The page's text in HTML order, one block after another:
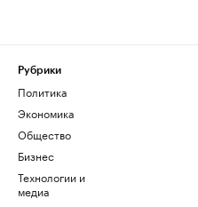
Рубрики
Политика
Экономика
Общество
Бизнес
Технологии и
медиа